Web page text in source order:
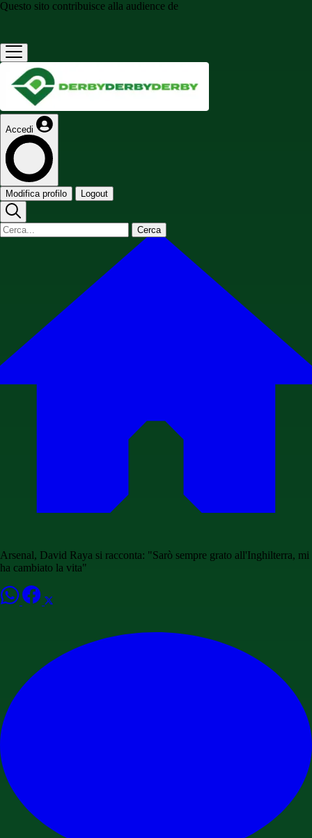
Questo sito contribuisce alla audience de
Accedi
Modifica profilo Logout
Cerca
Arsenal, David Raya si racconta: "Sarò sempre grato all'Inghilterra, mi
ha cambiato la vita"